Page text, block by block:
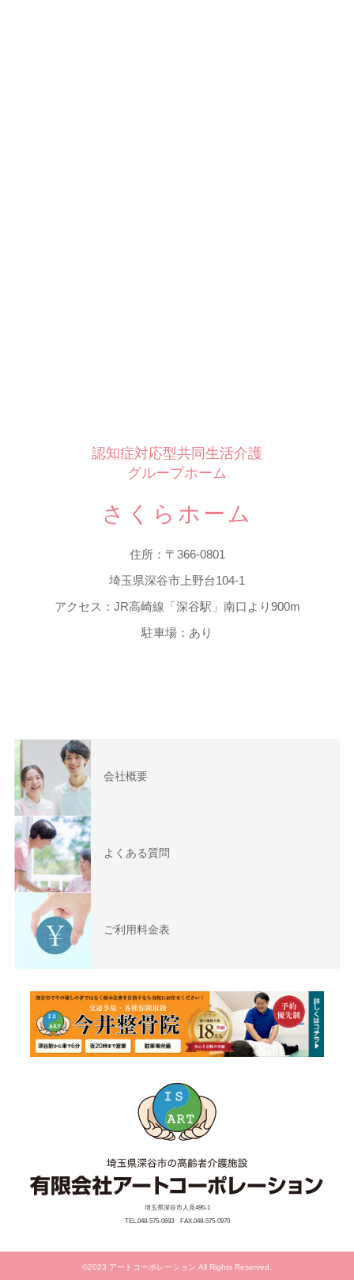
認知症対応型共同生活介護
グループホーム
さくらホーム
住所：〒366-0801
埼玉県深谷市上野台104-1
アクセス：JR高崎線「深谷駅」南口より900m
駐車場：あり
会社概要
よくある質問
ご利用料金表
埼玉県深谷市人見496-1
TEL.048-575-0693 FAX.048-575-0970
©2023 アートコーポレーション All Rights Reserved.